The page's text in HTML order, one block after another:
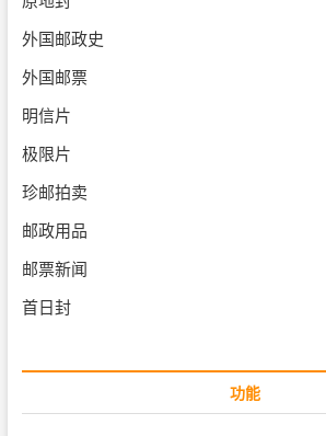
外国邮政史
外国邮票
明信片
极限片
珍邮拍卖
邮政用品
邮票新闻
首日封
功能